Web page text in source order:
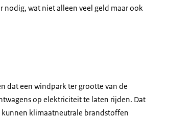
nodig, wat niet alleen veel geld maar ook
dat een windpark ter grootte van de
op elektriciteit te laten rijden. Dat
kunnen klimaatneutrale brandstoffen